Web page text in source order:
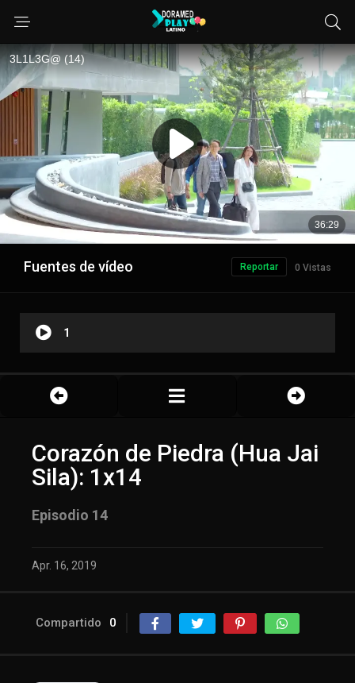
Fuentes de vídeo 0 Vistas
Reportar
1
Corazón de Piedra (Hua Jai
Sila): 1x14
Episodio 14
Apr. 16, 2019
Compartido 0